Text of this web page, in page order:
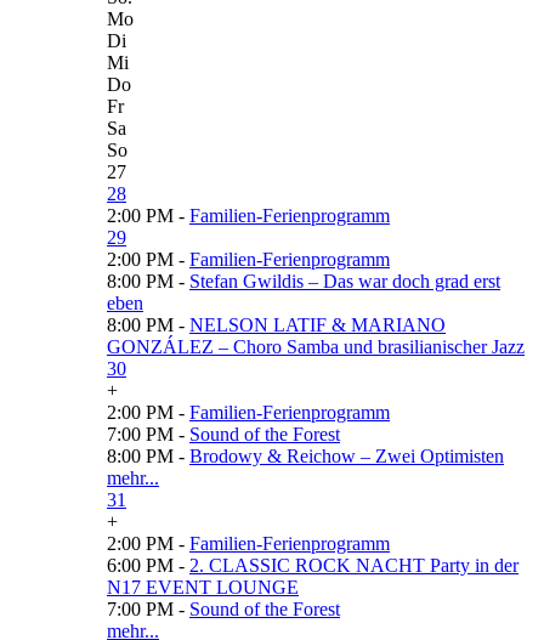
Mo
Di
Mi
Do
Fr
Sa
So
27
28
2:00 PM - Familien-Ferienprogramm
29
2:00 PM - Familien-Ferienprogramm
8:00 PM - Stefan Gwildis – Das war doch grad erst
eben
8:00 PM - NELSON LATIF & MARIANO
GONZÁLEZ – Choro Samba und brasilianischer Jazz
30
+
2:00 PM - Familien-Ferienprogramm
7:00 PM - Sound of the Forest
8:00 PM - Brodowy & Reichow – Zwei Optimisten
mehr...
31
+
2:00 PM - Familien-Ferienprogramm
6:00 PM - 2. CLASSIC ROCK NACHT Party in der
N17 EVENT LOUNGE
7:00 PM - Sound of the Forest
mehr...